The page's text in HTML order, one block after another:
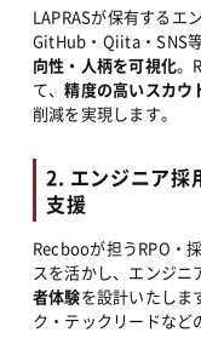
LAPRASが保有するエ
GitHub・Qiita・SNS
向性・人柄を可視化。
て、精度の高いスカウ
削減を実現します。
2. エンジニア採
支援
Recbooが担うRPO・
スを活かし、エンジ
者体験を設計いたしま
ク・テックリードなど